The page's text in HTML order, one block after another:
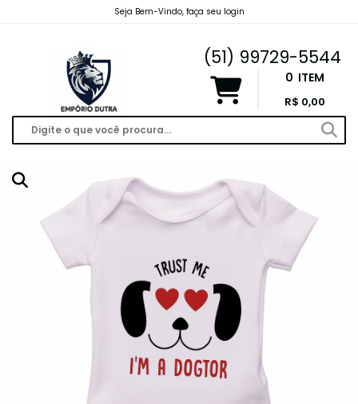
Seja Bem-Vindo, faça seu login
(51) 99729-5544
0 ITEM
R$ 0,00